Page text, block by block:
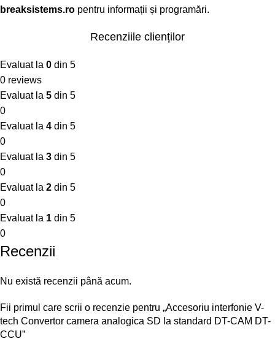
breaksistems.ro pentru informații și programări.
Recenziile clienților
Evaluat la 0 din 5
0 reviews
Evaluat la 5 din 5
0
Evaluat la 4 din 5
0
Evaluat la 3 din 5
0
Evaluat la 2 din 5
0
Evaluat la 1 din 5
0
Recenzii
Nu există recenzii până acum.
Fii primul care scrii o recenzie pentru „Accesoriu interfonie V-
tech Convertor camera analogica SD la standard DT-CAM DT-
CCU”